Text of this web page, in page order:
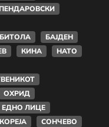
БАЈДЕН
КИНА
НАТО
ОХРИД
ЕДНО ЛИЦЕ
СОНЧЕВО